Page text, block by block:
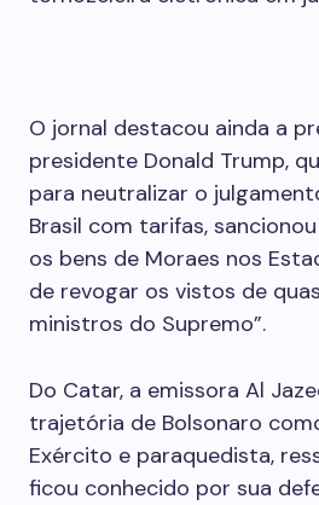
O jornal destacou ainda a
presidente Donald Trump,
para neutralizar o
Brasil com tarifas,
os bens de Moraes nos
de revogar os vistos de
ministros do Supremo”.
Do Catar, a emissora Al
trajetória de Bolsonaro
Exército e paraquedista,
ficou conhecido por sua